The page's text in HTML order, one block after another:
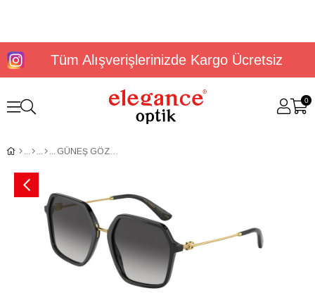
Tüm Alışverişlerinizde Kargo Ücretsiz
0
GÜNEŞ GÖZLÜĞÜ DOLCE&GABBANA DG4422 56 501/8G